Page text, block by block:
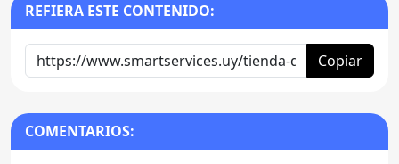
REFIERA ESTE CONTENIDO:
Copiar
COMENTARIOS: